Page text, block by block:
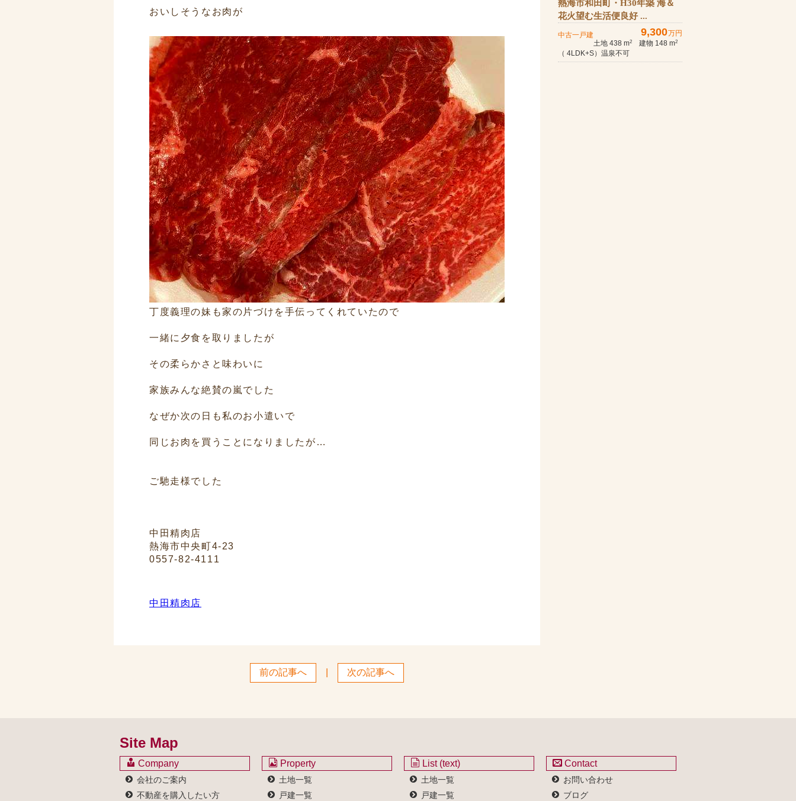
おいしそうなお肉が
丁度義理の妹も家の片づけを手伝ってくれていたので
一緒に夕食を取りましたが
その柔らかさと味わいに
家族みんな絶賛の嵐でした
なぜか次の日も私のお小遣いで
同じお肉を買うことになりましたが…
ご馳走様でした
中田精肉店
熱海市中央町4-23
0557-82-4111
中田精肉店
前の記事へ 次の記事へ
熱海市和田町・H30年築 海＆
花火望む生活便良好 ...
中古一戸建 9,300万円
土地 438 m2 建物 148 m2
（ 4LDK+S）温泉不可
Site Map
Company
会社のご案内
不動産を購入したい方
Property
土地一覧
戸建一覧
List (text)
土地一覧
戸建一覧
Contact
お問い合わせ
ブログ